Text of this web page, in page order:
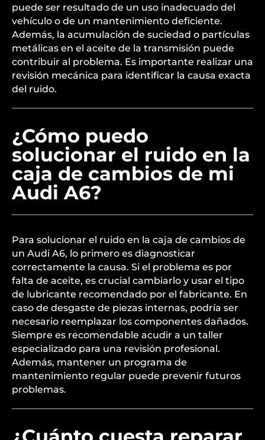
puede ser resultado de un uso inadecuado del
vehículo o de un mantenimiento deficiente.
Además, la acumulación de suciedad o partículas
metálicas en el aceite de la transmisión puede
contribuir al problema. Es importante realizar una
revisión mecánica para identificar la causa exacta
del ruido.
¿Cómo puedo
solucionar el ruido en la
caja de cambios de mi
Audi A6?
Para solucionar el ruido en la caja de cambios de
un Audi A6, lo primero es diagnosticar
correctamente la causa. Si el problema es por
falta de aceite, es crucial cambiarlo y usar el tipo
de lubricante recomendado por el fabricante. En
caso de desgaste de piezas internas, podría ser
necesario reemplazar los componentes dañados.
Siempre es recomendable acudir a un taller
especializado para una revisión profesional.
Además, mantener un programa de
mantenimiento regular puede prevenir futuros
problemas.